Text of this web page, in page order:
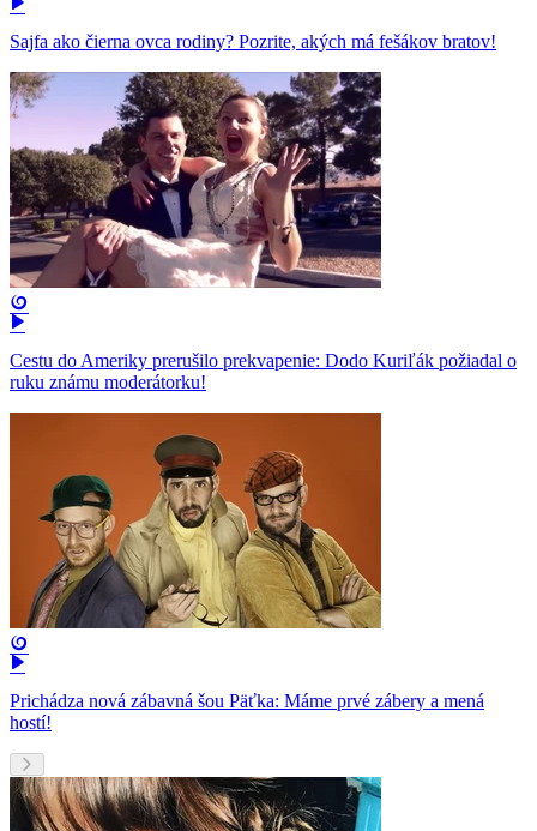
Sajfa ako čierna ovca rodiny? Pozrite, akých má fešákov bratov!
Cestu do Ameriky prerušilo prekvapenie: Dodo Kuriľák požiadal o
ruku známu moderátorku!
Prichádza nová zábavná šou Päťka: Máme prvé zábery a mená
hostí!